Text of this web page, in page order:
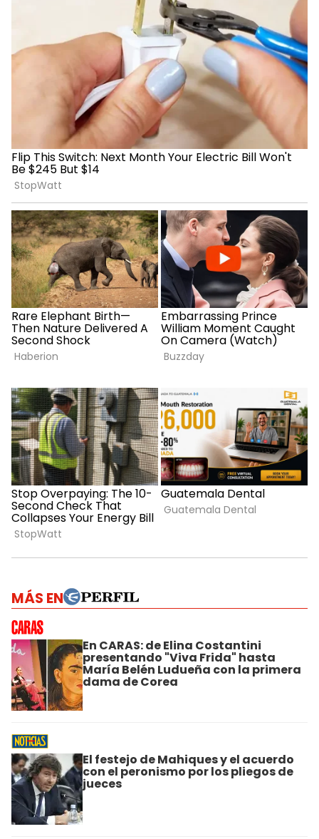
MÁS EN
En CARAS: de Elina Costantini
presentando "Viva Frida" hasta
María Belén Ludueña con la primera
dama de Corea
El festejo de Mahiques y el acuerdo
con el peronismo por los pliegos de
jueces